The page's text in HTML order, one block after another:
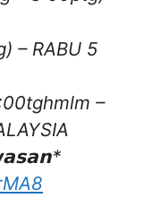
– RABU 5
–